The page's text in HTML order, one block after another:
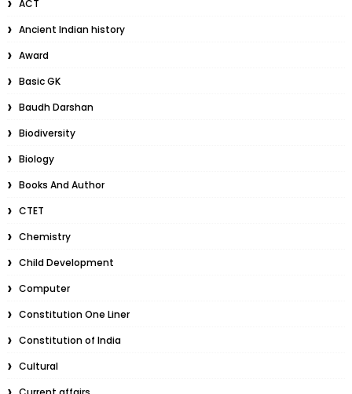
ACT
Ancient Indian history
Award
Basic GK
Baudh Darshan
Biodiversity
Biology
Books And Author
CTET
Chemistry
Child Development
Computer
Constitution One Liner
Constitution of India
Cultural